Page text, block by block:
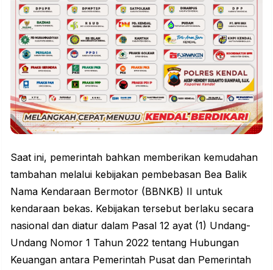
Saat ini, pemerintah bahkan memberikan kemudahan
tambahan melalui kebijakan pembebasan Bea Balik
Nama Kendaraan Bermotor (BBNKB) II untuk
kendaraan bekas. Kebijakan tersebut berlaku secara
nasional dan diatur dalam Pasal 12 ayat (1) Undang-
Undang Nomor 1 Tahun 2022 tentang Hubungan
Keuangan antara Pemerintah Pusat dan Pemerintah